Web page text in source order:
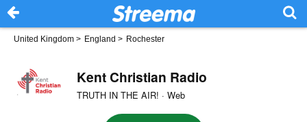
United Kingdom > England > Rochester
Kent Christian Radio
TRUTH IN THE AIR! · Web